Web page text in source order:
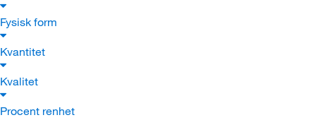
Fysisk form
Kvantitet
Kvalitet
Procent renhet